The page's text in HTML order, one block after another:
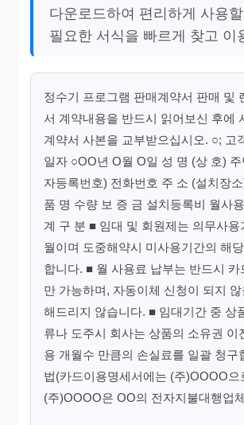
다운로드하여 편리하게 사용
필요한 서식을 빠르게 찾고 이
정수기 프로그램 판매계약서 판매 및
서 계약내용을 반드시 읽어보신 후에
계약서 사본을 교부받으십시오. ○; 고
일자 ○OO년 O월 O일 성 명 (상 호)
자등록번호) 전화번호 주 소 (설치장
품 명 수량 보 증 금 설치등록비 월사
계 구 분 ■ 임대 및 회원제는 의무사용
월이며 도중해약시 미사용기간의 해
합니다. ■ 월 사용료 납부는 반드시 카
만 가능하며, 자동이체 신청이 되지
해드리지 않습니다. ■ 임대기간 중 상
류나 도주시 회사는 상품의 소유권 이
용 개월수 만큼의 손실료를 일괄 청구
법(카드이용명세서에는 (주)OOOO으
(주)OOOO은 OO의 전자지불대행업